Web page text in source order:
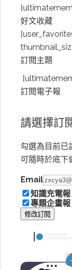
好文收藏
訂閱主題
訂閱電子報
請選擇訂
勾選為目前已
可隨時於底下
Email
知識充電報
專題企畫報